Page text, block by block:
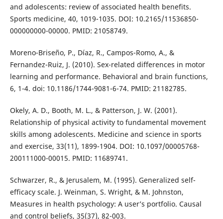
and adolescents: review of associated health benefits.
Sports medicine, 40, 1019-1035. DOI: 10.2165/11536850-
000000000-00000. PMID: 21058749.
Moreno-Briseño, P., Díaz, R., Campos-Romo, A., &
Fernandez-Ruiz, J. (2010). Sex-related differences in motor
learning and performance. Behavioral and brain functions,
6, 1-4. doi: 10.1186/1744-9081-6-74. PMID: 21182785.
Okely, A. D., Booth, M. L., & Patterson, J. W. (2001).
Relationship of physical activity to fundamental movement
skills among adolescents. Medicine and science in sports
and exercise, 33(11), 1899-1904. DOI: 10.1097/00005768-
200111000-00015. PMID: 11689741.
Schwarzer, R., & Jerusalem, M. (1995). Generalized self-
efficacy scale. J. Weinman, S. Wright, & M. Johnston,
Measures in health psychology: A user’s portfolio. Causal
and control beliefs, 35(37), 82-003.